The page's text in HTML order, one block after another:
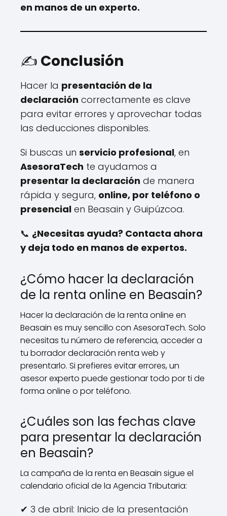
en manos de un experto.
✍️ Conclusión
Hacer la presentación de la
declaración correctamente es clave
para evitar errores y aprovechar todas
las deducciones disponibles.
Si buscas un servicio profesional, en
AsesoraTech te ayudamos a
presentar la declaración de manera
rápida y segura, online, por teléfono o
presencial en Beasain y Guipúzcoa.
📞 ¿Necesitas ayuda? Contacta ahora
y deja todo en manos de expertos.
¿Cómo hacer la declaración
de la renta online en Beasain?
Hacer la declaración de la renta online en
Beasain es muy sencillo con AsesoraTech. Solo
necesitas tu número de referencia, acceder a
tu borrador declaración renta web y
presentarlo. Si prefieres evitar errores, un
asesor experto puede gestionar todo por ti de
forma online o por teléfono.
¿Cuáles son las fechas clave
para presentar la declaración
en Beasain?
La campaña de la renta en Beasain sigue el
calendario oficial de la Agencia Tributaria:
✔ 3 de abril: Inicio de la presentación